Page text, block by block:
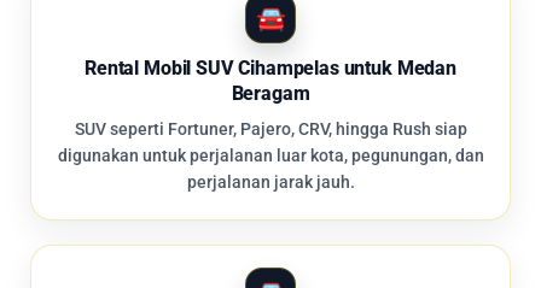
Rental Mobil SUV Cihampelas untuk Medan
Beragam
SUV seperti Fortuner, Pajero, CRV, hingga Rush siap
digunakan untuk perjalanan luar kota, pegunungan, dan
perjalanan jarak jauh.